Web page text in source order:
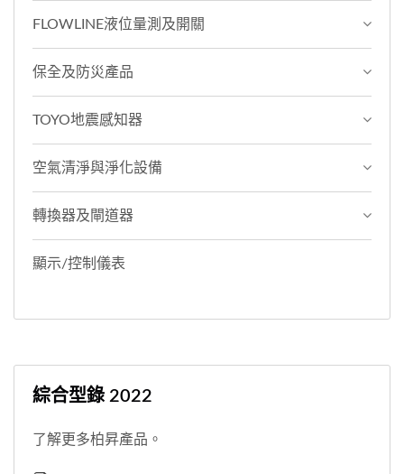
FLOWLINE液位量測及開關
保全及防災產品
TOYO地震感知器
空氣清淨與淨化設備
轉換器及閘道器
顯示/控制儀表
綜合型錄 2022
了解更多柏昇產品。